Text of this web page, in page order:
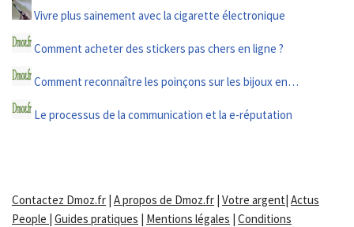
Vivre plus sainement avec la cigarette électronique
Comment acheter des stickers pas chers en ligne ?
Comment reconnaître les poinçons sur les bijoux en…
Le processus de la communication et la e-réputation
Contactez Dmoz.fr | A propos de Dmoz.fr | Votre argent| Actus
People | Guides pratiques | Mentions légales | Conditions